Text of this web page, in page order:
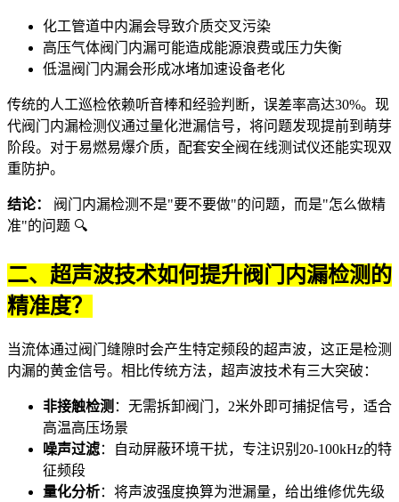
化工管道中内漏会导致介质交叉污染
高压气体阀门内漏可能造成能源浪费或压力失衡
低温阀门内漏会形成冰堵加速设备老化
传统的人工巡检依赖听音棒和经验判断，误差率高达30%。现
代阀门内漏检测仪通过量化泄漏信号，将问题发现提前到萌芽
阶段。对于易燃易爆介质，配套安全阀在线测试仪还能实现双
重防护。
结论：
阀门内漏检测不是"要不要做"的问题，而是"怎么做精
准"的问题 🔍
二、超声波技术如何提升阀门内漏检测的
精准度？
当流体通过阀门缝隙时会产生特定频段的超声波，这正是检测
内漏的黄金信号。相比传统方法，超声波技术有三大突破：
非接触检测 ：无需拆卸阀门，2米外即可捕捉信号，适合
高温高压场景
噪声过滤：自动屏蔽环境干扰，专注识别20-100kHz的特
征频段
量化分析：将声波强度换算为泄漏量，给出维修优先级